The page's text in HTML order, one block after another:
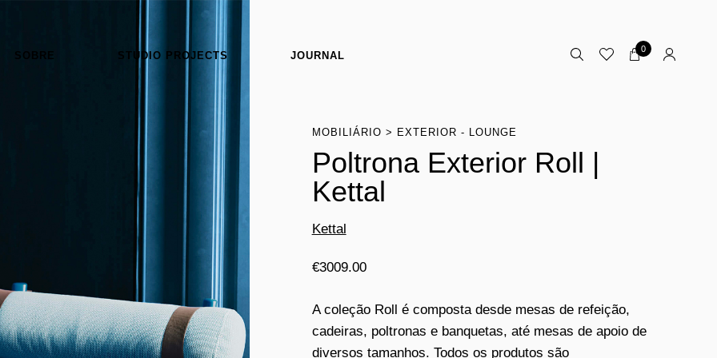
SOBRE STUDIO PROJECTS JOURNAL
0
MOBILIÁRIO EXTERIOR - LOUNGE
Poltrona Exterior Roll |
Kettal
Kettal
€3009.00
A coleção Roll é composta desde mesas de refeição,
cadeiras, poltronas e banquetas, até mesas de apoio de
diversos tamanhos. Todos os produtos são